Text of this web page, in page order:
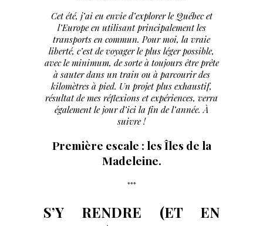
Cet été, j’ai eu envie d’explorer le Québec et
l’Europe en utilisant principalement les
transports en commun. Pour moi, la vraie
liberté, c’est de voyager le plus léger possible,
avec le minimum, de sorte à toujours être prête
à sauter dans un train ou à parcourir des
kilomètres à pied. Un projet plus exhaustif,
résultat de mes réflexions et expériences, verra
également le jour d’ici la fin de l’année. À
suivre !
Première escale : les Îles de la
Madeleine.
***
S’Y RENDRE (ET EN